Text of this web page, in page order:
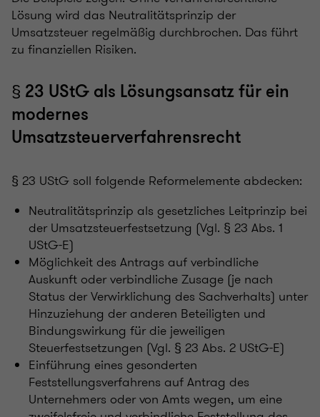
Lösung wird das Neutralitätsprinzip der
Umsatzsteuer regelmäßig durchbrochen. Das führt
zu finanziellen Risiken.
§ 23 UStG als Lösungsansatz für ein
modernes
Umsatzsteuerverfahrensrecht
§ 23 UStG soll folgende Reformelemente abdecken:
Neutralitätsprinzip als gesetzliches Leitprinzip bei
der Umsatzsteuerfestsetzung (Vgl. § 23 Abs. 1
UStG-E)
Möglichkeit des Antrags auf verbindliche
Auskunft oder verbindliche Zusage (je nach
Status der Verwirklichung des Sachverhalts) unter
Hinzuziehung der anderen Beteiligten und
Bindungswirkung für die jeweiligen
Steuerfestsetzungen (Vgl. § 23 Abs. 2 UStG-E)
Einführung eines gesonderten
Feststellungsverfahrens auf Antrag des
Unternehmers oder von Amts wegen, um eine